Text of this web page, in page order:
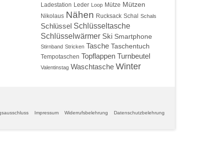
Ladestation Leder Loop Mütze Mützen
Nikolaus Nähen Rucksack Schal Schals
Schlüssel Schlüsseltasche
Schlüsselwärmer Ski Smartphone
Stirnband Stricken Tasche Taschentuch
Tempotaschen Topflappen Turnbeutel
Valentinstag Waschtasche Winter
Impressum Widerrufsbelehrung Datenschutzbelehrung